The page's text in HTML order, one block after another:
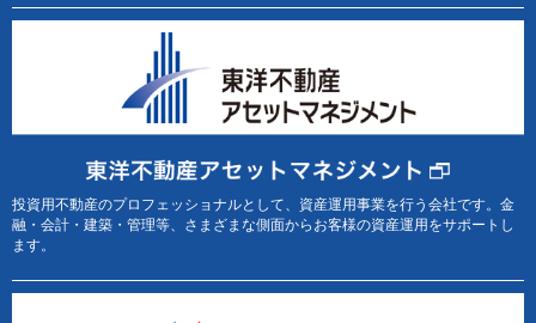
投資用不動産のプロフェッショナルとして、資産運用事業を行う会社です。金
融・会計・建築・管理等、さまざまな側面からお客様の資産運用をサポートし
ます。